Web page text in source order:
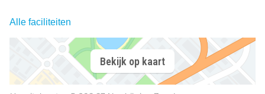
Alle faciliteiten
Bekijk op kaart